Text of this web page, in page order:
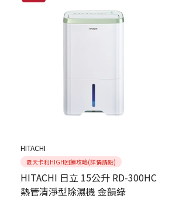
HITACHI
夏天卡利HIGH回饋攻略(詳情請點)
HITACHI 日立 15公升 RD-300HC
熱管清淨型除濕機 金韻綠